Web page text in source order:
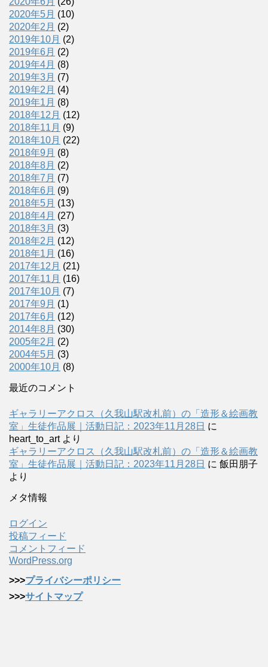
2020年5月 (10)
2020年2月 (2)
2019年10月 (2)
2019年6月 (2)
2019年4月 (8)
2019年3月 (7)
2019年2月 (4)
2019年1月 (8)
2018年12月 (12)
2018年11月 (9)
2018年10月 (22)
2018年9月 (8)
2018年8月 (2)
2018年7月 (7)
2018年6月 (9)
2018年5月 (13)
2018年4月 (27)
2018年3月 (3)
2018年2月 (12)
2018年1月 (16)
2017年12月 (21)
2017年11月 (16)
2017年10月 (7)
2017年9月 (1)
2017年6月 (12)
2014年8月 (30)
2005年2月 (2)
2004年5月 (3)
2000年10月 (8)
最近のコメント
ギャラリーアクロス（久我山駅改札前）の「造形＆絵画教
室」生徒作品展｜活動日記：2023年11月28日 に
heart_to_artより
ギャラリーアクロス（久我山駅改札前）の「造形＆絵画教
室」生徒作品展｜活動日記：2023年11月28日 に 飯田朋子
より
メタ情報
ログイン
投稿フィード
コメントフィード
WordPress.org
>>>プライバシーポリシー
>>>サイトマップ